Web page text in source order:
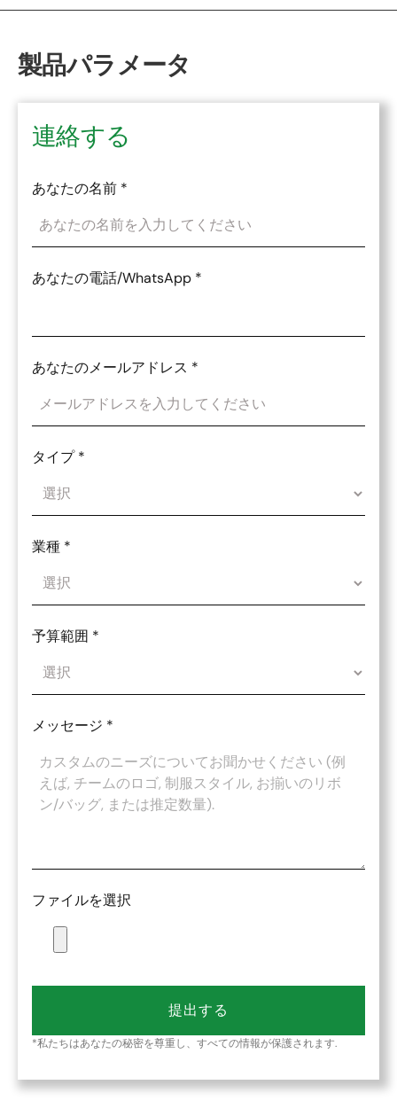
製品パラメータ
連絡する
あなたの名前 *
あなたの電話/WhatsApp *
あなたのメールアドレス *
タイプ *
業種 *
予算範囲 *
メッセージ *
ファイルを選択
提出する
*私たちはあなたの秘密を尊重し、すべての情報が保護されます.